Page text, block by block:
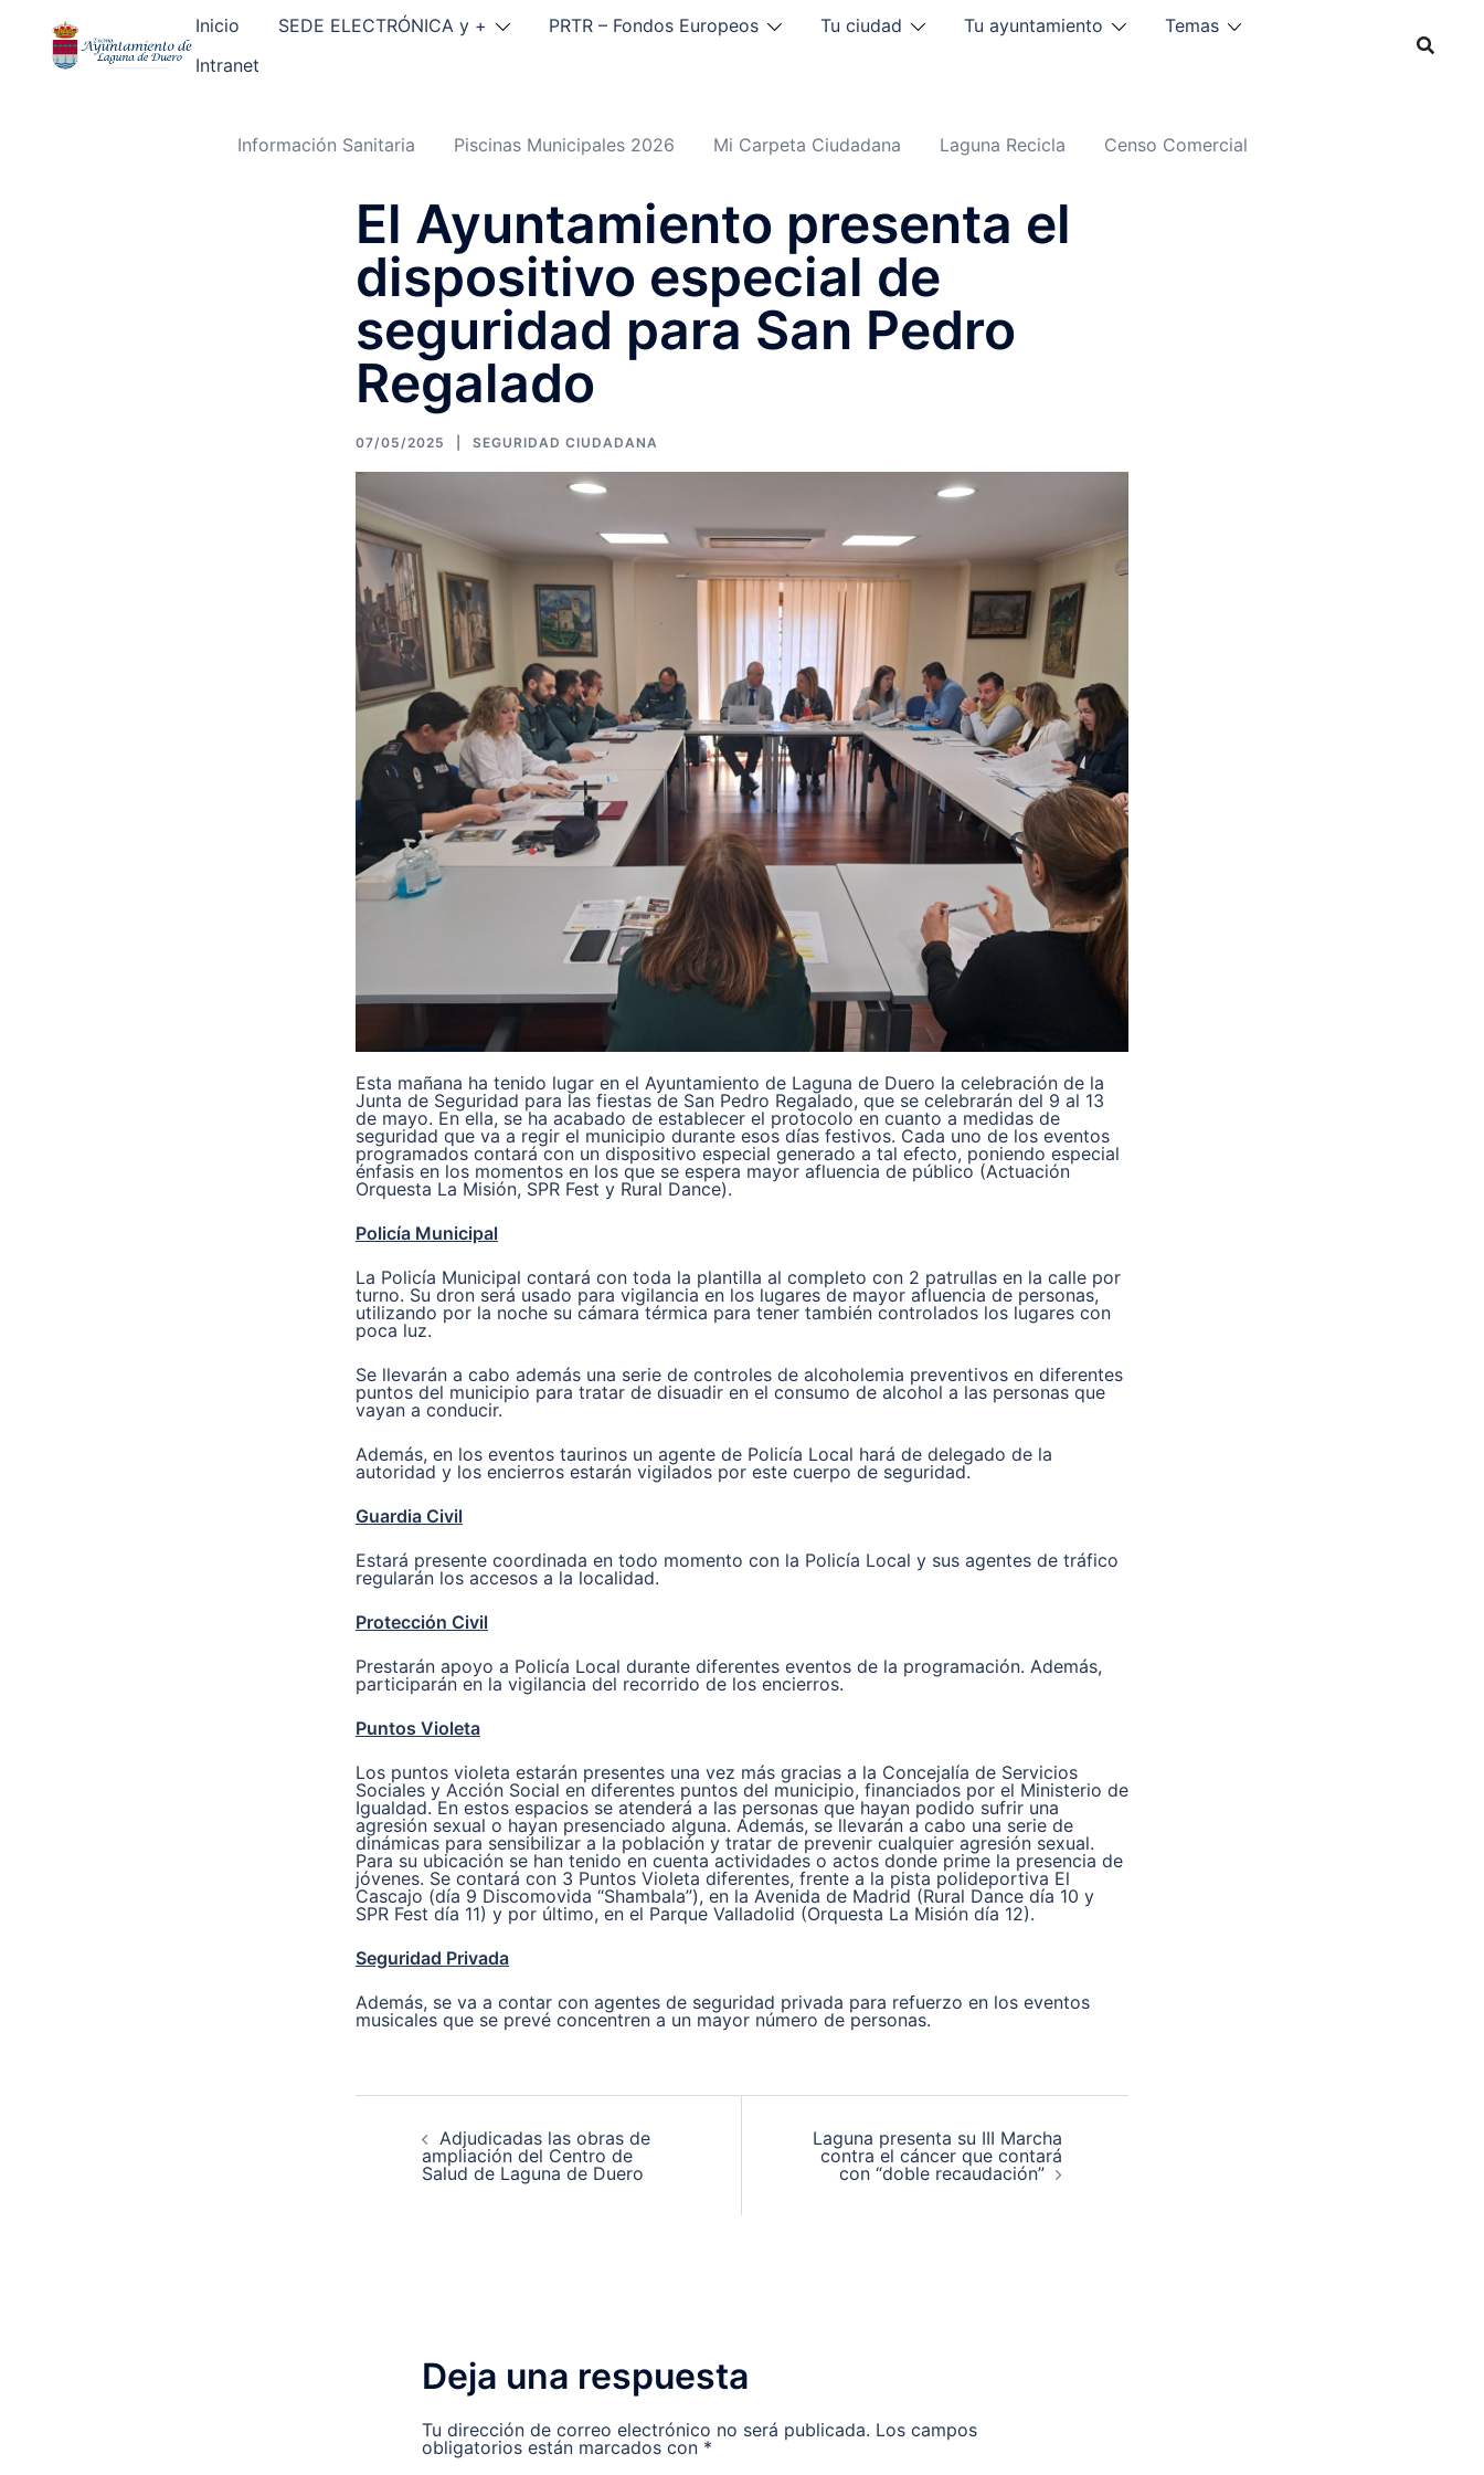
contenido
Inicio SEDE ELECTRÓNICA y + PRTR – Fondos Europeos Tu ciudad Tu ayuntamiento
Temas
Intranet
Información Sanitaria Piscinas Municipales 2026 Mi Carpeta Ciudadana Laguna Recicla Censo Comercial
El Ayuntamiento presenta el
dispositivo especial de
seguridad para San Pedro
Regalado
07/05/2025 SEGURIDAD CIUDADANA
Esta mañana ha tenido lugar en el Ayuntamiento de Laguna de Duero la celebración de la
Junta de Seguridad para las fiestas de San Pedro Regalado, que se celebrarán del 9 al 13
de mayo. En ella, se ha acabado de establecer el protocolo en cuanto a medidas de
seguridad que va a regir el municipio durante esos días festivos. Cada uno de los eventos
programados contará con un dispositivo especial generado a tal efecto, poniendo especial
énfasis en los momentos en los que se espera mayor afluencia de público (Actuación
Orquesta La Misión, SPR Fest y Rural Dance).
Policía Municipal
La Policía Municipal contará con toda la plantilla al completo con 2 patrullas en la calle por
turno. Su dron será usado para vigilancia en los lugares de mayor afluencia de personas,
utilizando por la noche su cámara térmica para tener también controlados los lugares con
poca luz.
Se llevarán a cabo además una serie de controles de alcoholemia preventivos en diferentes
puntos del municipio para tratar de disuadir en el consumo de alcohol a las personas que
vayan a conducir.
Además, en los eventos taurinos un agente de Policía Local hará de delegado de la
autoridad y los encierros estarán vigilados por este cuerpo de seguridad.
Guardia Civil
Estará presente coordinada en todo momento con la Policía Local y sus agentes de tráfico
regularán los accesos a la localidad.
Protección Civil
Prestarán apoyo a Policía Local durante diferentes eventos de la programación. Además,
participarán en la vigilancia del recorrido de los encierros.
Puntos Violeta
Los puntos violeta estarán presentes una vez más gracias a la Concejalía de Servicios
Sociales y Acción Social en diferentes puntos del municipio, financiados por el Ministerio de
Igualdad. En estos espacios se atenderá a las personas que hayan podido sufrir una
agresión sexual o hayan presenciado alguna. Además, se llevarán a cabo una serie de
dinámicas para sensibilizar a la población y tratar de prevenir cualquier agresión sexual.
Para su ubicación se han tenido en cuenta actividades o actos donde prime la presencia de
jóvenes. Se contará con 3 Puntos Violeta diferentes, frente a la pista polideportiva El
Cascajo (día 9 Discomovida “Shambala”), en la Avenida de Madrid (Rural Dance día 10 y
SPR Fest día 11) y por último, en el Parque Valladolid (Orquesta La Misión día 12).
Seguridad Privada
Además, se va a contar con agentes de seguridad privada para refuerzo en los eventos
musicales que se prevé concentren a un mayor número de personas.
entradas
Adjudicadas las obras de
ampliación del Centro de
Salud de Laguna de Duero
Laguna presenta su III Marcha
contra el cáncer que contará
con “doble recaudación”
Deja una respuesta
Tu dirección de correo electrónico no será publicada. Los campos
obligatorios están marcados con *